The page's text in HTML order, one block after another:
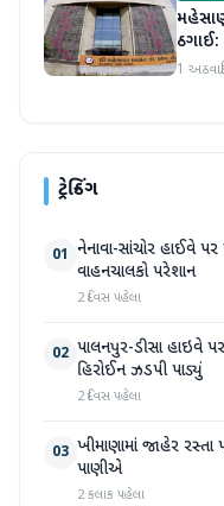
ઠગાઈ:
1
ટ્રેન્ડિંગ
01 નેનાવા-સાંચોર હાઈવે પર
વાહનચાલકો પરેશાન
2 દિવસ પહેલા
02 પાલનપુર-ડીસા હાઇવે
હિરોઈન ઝડપી પાડ્યું
2 દિવસ પહેલા
03 ખીમાણામાં જાહેર
પાણીએ
2 કલાક પહેલા